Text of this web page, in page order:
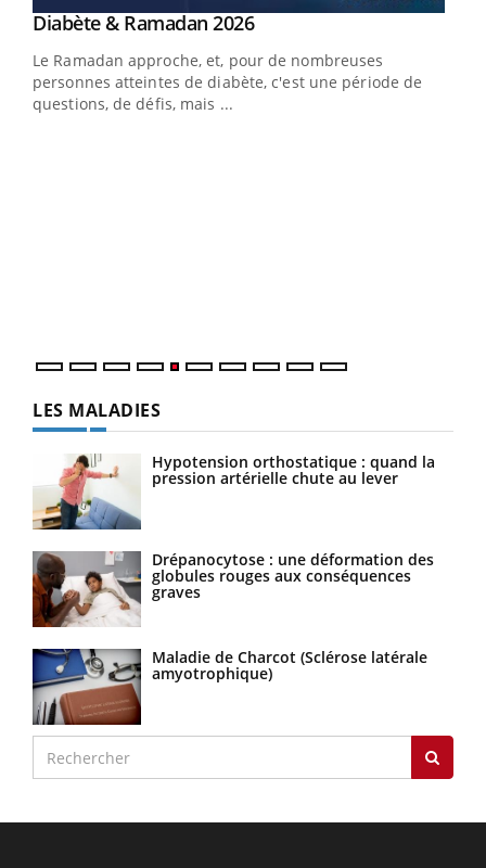
Youtube
Diabète & Ramadan 2026Youtube
Le Ramadan approche, et, pour de nombreuses
personnes atteintes de diabète, c'est une période de
questions, de défis, mais ...
LES MALADIES
Hypotension orthostatique : quand la
pression artérielle chute au lever
Drépanocytose : une déformation des
globules rouges aux conséquences
graves
Maladie de Charcot (Sclérose latérale
amyotrophique)